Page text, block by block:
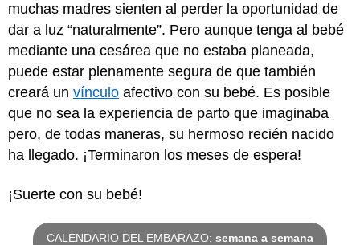
muchas madres sienten al perder la oportunidad de
dar a luz “naturalmente”. Pero aunque tenga al bebé
mediante una cesárea que no estaba planeada,
puede estar plenamente segura de que también
creará un vínculo afectivo con su bebé. Es posible
que no sea la experiencia de parto que imaginaba
pero, de todas maneras, su hermoso recién nacido
ha llegado. ¡Terminaron los meses de espera!
¡Suerte con su bebé!
CALENDARIO DEL EMBARAZO: semana a semana